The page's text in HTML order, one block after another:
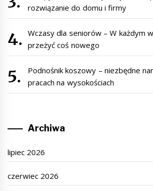
rozwiązanie do domu i firmy
Wczasy dla seniorów – W każdym
przeżyć coś nowego
Podnośnik koszowy – niezbędne
pracach na wysokościach
Archiwa
lipiec 2026
czerwiec 2026